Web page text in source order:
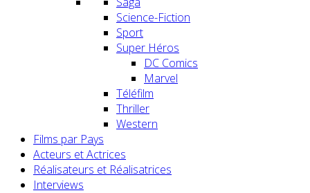
Science-Fiction
Sport
Super Héros
DC Comics
Marvel
Téléfilm
Thriller
Western
Films par Pays
Acteurs et Actrices
Réalisateurs et Réalisatrices
Interviews